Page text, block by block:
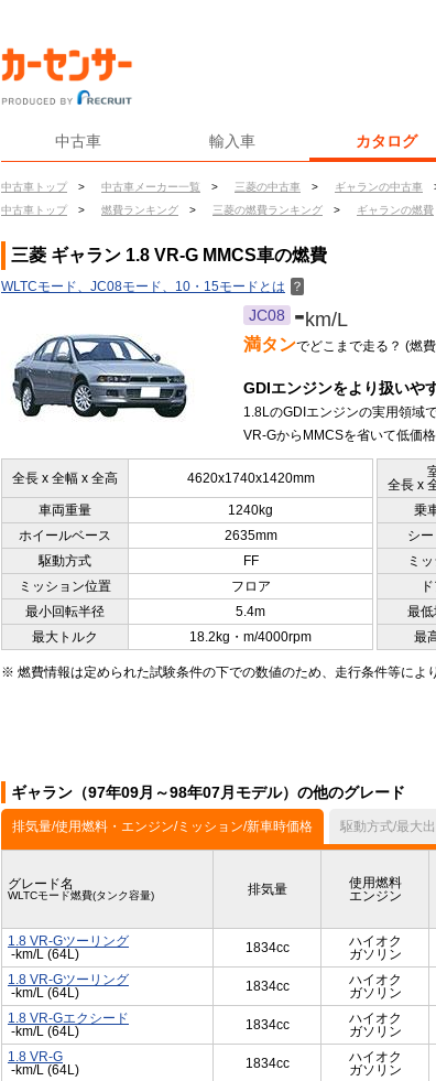
中古車 輸入車 カタログ
中古車トップ > 中古車メーカー一覧 > 三菱の中古車 > ギャランの中古車
中古車トップ
> 燃費ランキング > 三菱の燃費ランキング > ギャランの燃費
三菱 ギャラン 1.8 VR-G MMCS車の燃費
WLTCモード、JC08モード、10・15モードとは ？
JC08 -km/L
満タンでどこまで走る？ (燃
GDIエンジンをより扱いや
1.8LのGDIエンジンの実用領域
VR-GからMMCSを省いて低価
全長 x 全幅 x 全高 4620x1740x1420mm
全長 x
車両重量 1240kg 乗
ホイールベース
2635mm シー
駆動方式
FF ミ
ミッション位置
フロア
最小回転半径
5.4m 最
最大トルク
18.2kg・m/4000rpm 最
※ 燃費情報は定められた試験条件の下での数値のため、走行条件等によ
ギャラン（97年09月～98年07月モデル）の他のグレード
排気量/使用燃料・エンジン/ミッション/新車時価格 駆動方式/最大
グレード名
WLTCモード燃費(タンク容量) 排気量
使用燃料
エンジン
1.8 VR-Gツーリング
-km/L (64L)
1834cc
ハイオク
ガソリン
1.8 VR-Gツーリング
-km/L (64L)
1834cc
ハイオク
ガソリン
1.8 VR-Gエクシード
-km/L (64L)
1834cc
ハイオク
ガソリン
1.8 VR-G
-km/L (64L)
1834cc
ハイオク
ガソリン